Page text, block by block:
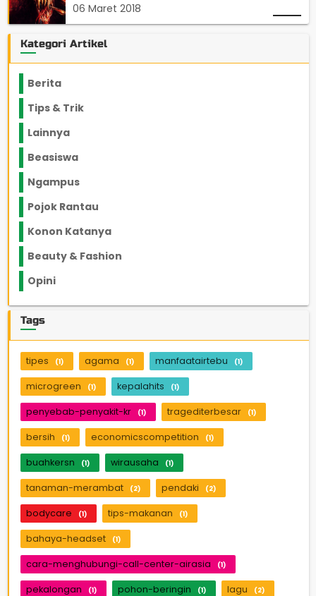
06 Maret 2018
Kategori Artikel
Berita
Tips & Trik
Lainnya
Beasiswa
Ngampus
Pojok Rantau
Konon Katanya
Beauty & Fashion
Opini
Tags
tipes (1) agama (1) manfaatairtebu (1)
microgreen (1) kepalahits (1)
penyebab-penyakit-kr (1) tragediterbesar (1)
bersih (1) economicscompetition (1)
buahkersn (1) wirausaha (1)
tanaman-merambat (2) pendaki (2)
bodycare (1) tips-makanan (1)
bahaya-headset (1)
cara-menghubungi-call-center-airasia (1)
pekalongan (1) pohon-beringin (1) lagu (2)